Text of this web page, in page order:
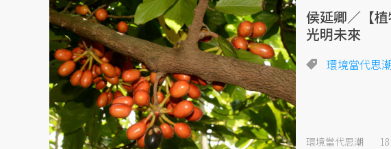
侯延卿／【
光明未來
環境當代思
環境當代思潮